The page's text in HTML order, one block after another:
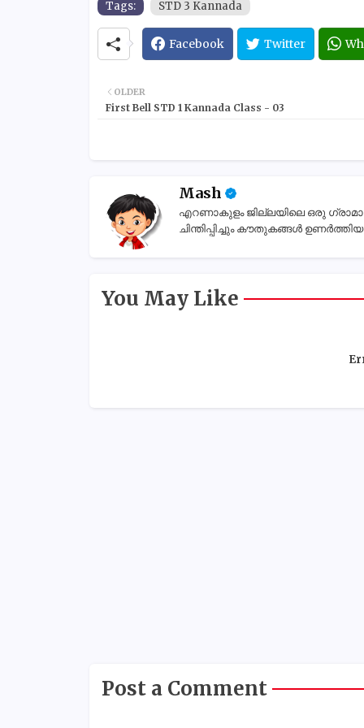
Tags: STD 3 Kannada
Facebook Twitter
OLDER
First Bell STD 1 Kannada Class - 03
Mash
എറണാകുളം ജില്ലയിലെ ഒരു
ചിന്തിപ്പിച്ചും കൗതുകങ്ങൾ
You May Like
Post a Comment